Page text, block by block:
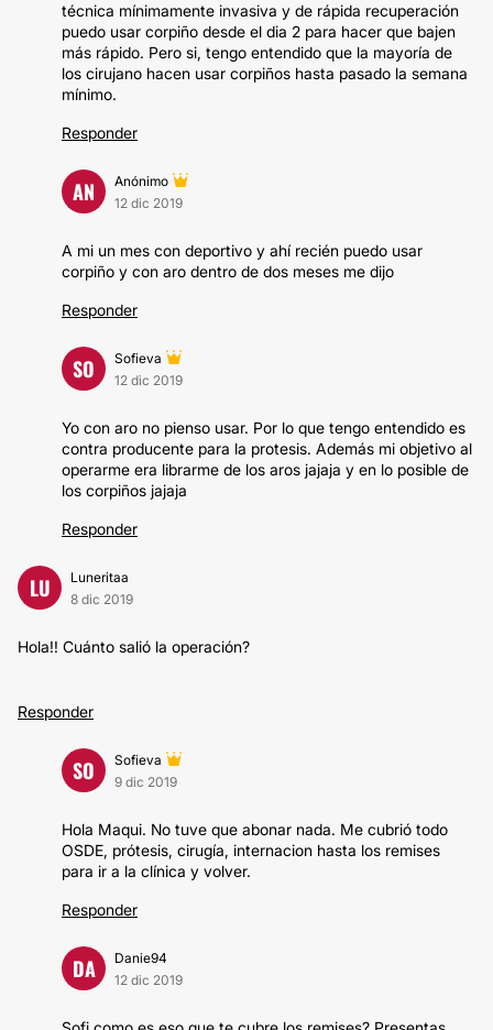
técnica mínimamente invasiva y de rápida recuperación
puedo usar corpiño desde el dia 2 para hacer que bajen
más rápido. Pero si, tengo entendido que la mayoría de
los cirujano hacen usar corpiños hasta pasado la semana
mínimo.
Responder
AN
Anónimo
12 dic 2019
A mi un mes con deportivo y ahí recién puedo usar
corpiño y con aro dentro de dos meses me dijo
Responder
SO
Sofieva
12 dic 2019
Yo con aro no pienso usar. Por lo que tengo entendido es
contra producente para la protesis. Además mi objetivo al
operarme era librarme de los aros jajaja y en lo posible de
los corpiños jajaja
Responder
LU
Luneritaa
8 dic 2019
Hola!! Cuánto salió la operación?
Responder
SO
Sofieva
9 dic 2019
Hola Maqui. No tuve que abonar nada. Me cubrió todo
OSDE, prótesis, cirugía, internacion hasta los remises
para ir a la clínica y volver.
Responder
DA
Danie94
12 dic 2019